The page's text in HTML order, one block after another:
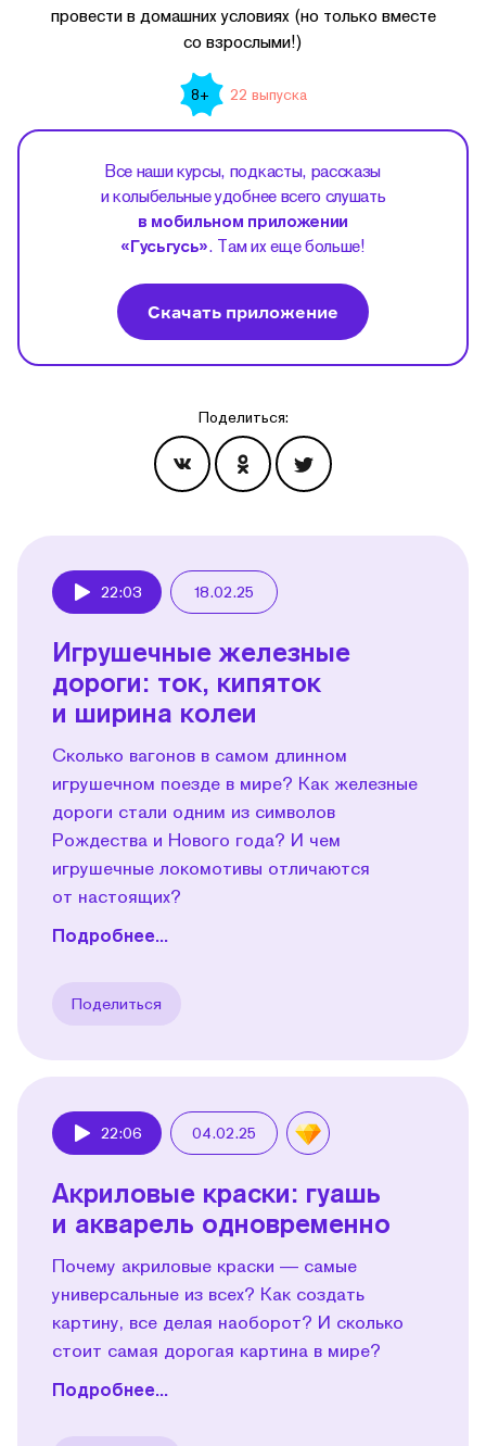
провести в домашних условиях (но только вместе
со взрослыми!)
8+ 22 выпуска
Все наши курсы, подкасты, рассказы
и колыбельные удобнее всего слушать
в мобильном приложении
«Гусьгусь». Там их еще больше!
Скачать приложение
Поделиться:
22:03 18.02.25
Игрушечные железные
дороги: ток, кипяток
и ширина колеи
Сколько вагонов в самом длинном
игрушечном поезде в мире? Как железные
дороги стали одним из символов
Рождества и Нового года? И чем
игрушечные локомотивы отличаются
от настоящих?
Подробнее...
Поделиться
22:06 04.02.25
Акриловые краски: гуашь
и акварель одновременно
Почему акриловые краски — самые
универсальные из всех? Как создать
картину, все делая наоборот? И сколько
стоит самая дорогая картина в мире?
Подробнее...